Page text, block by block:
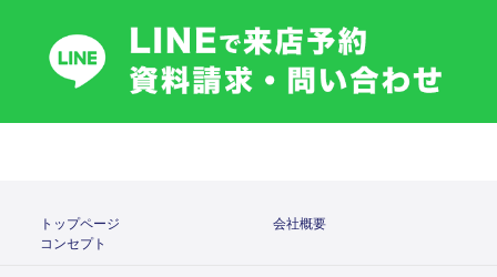
トップページ
会社概要
コンセプト